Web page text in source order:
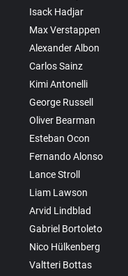
Isack Hadjar
Max Verstappen
Alexander Albon
Carlos Sainz
Kimi Antonelli
George Russell
Oliver Bearman
Esteban Ocon
Fernando Alonso
Lance Stroll
Liam Lawson
Arvid Lindblad
Gabriel Bortoleto
Nico Hülkenberg
Valtteri Bottas